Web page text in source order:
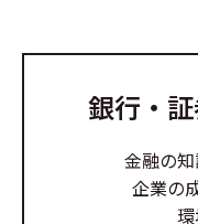
銀行・
金融の知
企業の
環